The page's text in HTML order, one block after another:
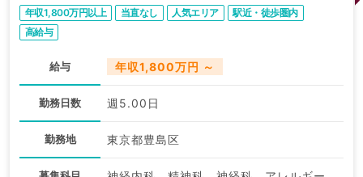
年収1,800万円以上 当直なし 人気エリア
駅近・徒歩圏内
高給与
給与 年収1,800万円 ～
勤務日数 週5.00日
勤務地 東京都豊島区